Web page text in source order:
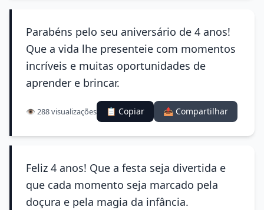
Parabéns pelo seu aniversário de 4 anos!
Que a vida lhe presenteie com momentos
incríveis e muitas oportunidades de
aprender e brincar.
👁️ 288 visualizações 📋 Copiar 📤 Compartilhar
Feliz 4 anos! Que a festa seja divertida e
que cada momento seja marcado pela
doçura e pela magia da infância.